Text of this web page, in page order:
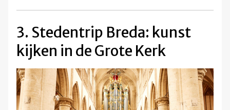
3. Stedentrip Breda: kunst
kijken in de Grote Kerk